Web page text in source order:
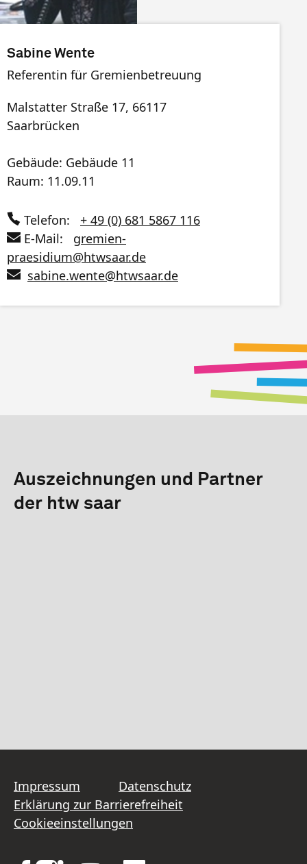
Sabine Wente
Referentin für Gremienbetreuung
Malstatter Straße 17, 66117
Saarbrücken
Gebäude: Gebäude 11
Raum: 11.09.11
Telefon:
+ 49 (0) 681 5867 116
E-Mail:
gremien-
praesidium@htwsaar.de
sabine.wente@htwsaar.de
Auszeichnungen und Partner
der htw saar
Impressum
Datenschutz
Erklärung zur Barrierefreiheit
Cookieeinstellungen